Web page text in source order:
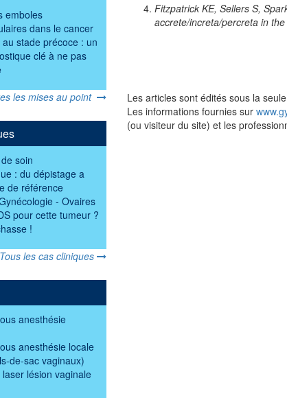
Fitzpatrick KE, Sellers S,
accrete/increta/percreta in
Les articles sont édités sous la
Les informations fournies sur
(ou visiteur du site) et les
emboles
dans le cancer
stade précoce : un
clé à ne pas
les mises au point
soin
: du dépistage a
de référence
- Ovaires
pour cette tumeur ?
!
Tous les cas cliniques
anesthésie
anesthésie locale
de-sac vaginaux)
lésion vaginale